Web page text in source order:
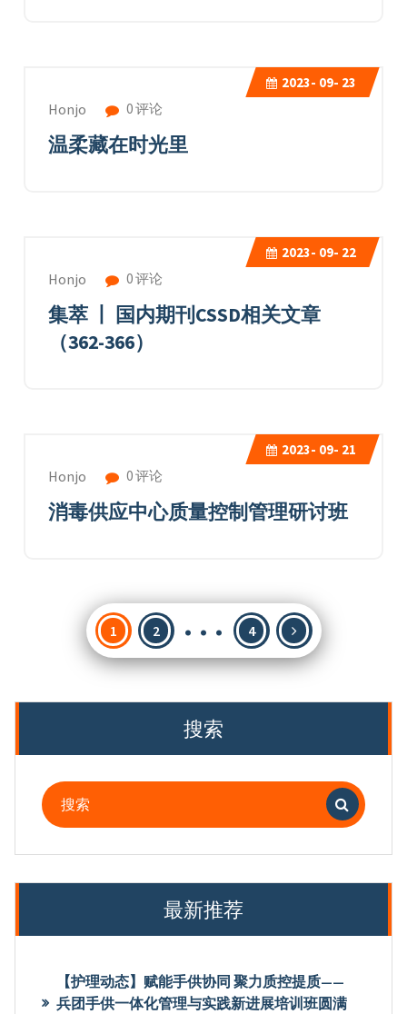
2023- 09- 23
Honjo 0 评论
温柔藏在时光里
2023- 09- 22
Honjo 0 评论
集萃 丨 国内期刊CSSD相关文章
（362-366）
2023- 09- 21
Honjo 0 评论
消毒供应中心质量控制管理研讨班
文
章
1 2 … 4
搜索
搜
索：
最新推荐
【护理动态】赋能手供协同 聚力质控提质——
兵团手供一体化管理与实践新进展培训班圆满